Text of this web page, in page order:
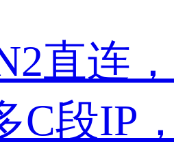
直连
C段IP